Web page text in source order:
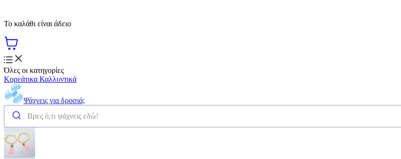
Το καλάθι είναι άδειο
Όλες οι κατηγορίες
Κορεάτικα Καλλυντικά
Ψάχνεις για δροσιά;